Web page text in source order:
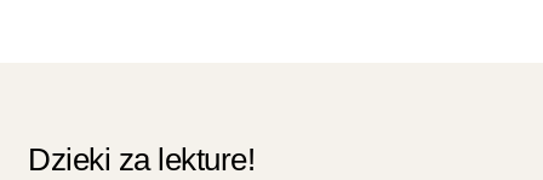
Dzieki za lekture!